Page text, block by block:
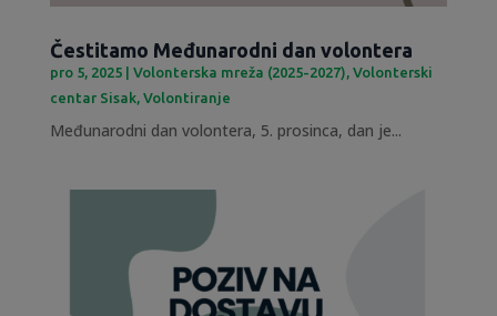
Čestitamo Međunarodni dan volontera
pro 5, 2025| Volonterska mreža (2025-2027), Volonterski
centar Sisak, Volontiranje
Međunarodni dan volontera, 5. prosinca, dan je...